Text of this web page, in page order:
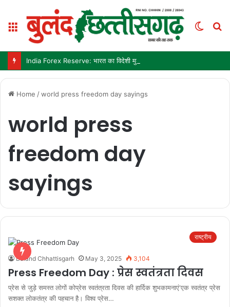
Menu
Switch
Home /world press freedom day sayings
world press
freedom day
sayings
राष्ट्रीय
Buland Chhattisgarh May 3, 2025 3,104
Press Freedom Day : प्रेस स्वतंत्रता दिवस
प्रेस से जुड़े समस्त लोगों कोप्रेस स्वतंत्रता दिवस की हार्दिक शुभकामनाएं‘एक स्वतंत्र प्रेस
सशक्त लोकतंत्र की पहचान है। विश्व प्रेस…